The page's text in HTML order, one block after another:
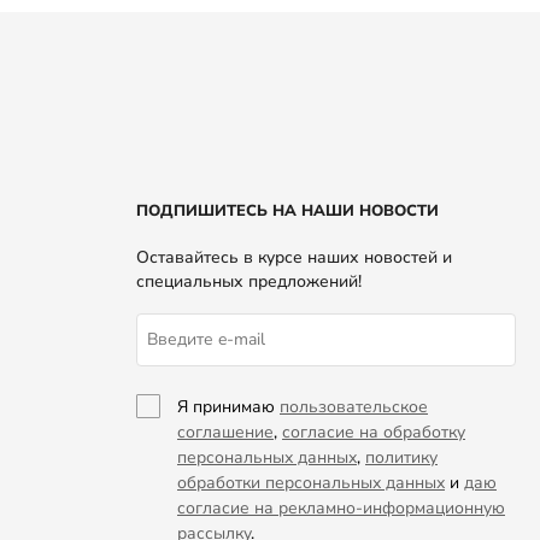
ПОДПИШИТЕСЬ НА НАШИ НОВОСТИ
Оставайтесь в курсе наших новостей и
специальных предложений!
Я принимаю пользовательское
соглашение, согласие на обработку
персональных данных, политику
обработки персональных данных и даю
согласие на рекламно-информационную
рассылку.